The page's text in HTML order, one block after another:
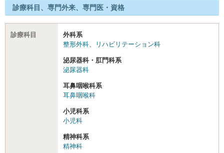
診療科目、専門外来、専門医・資格
診療科目
外科系
整形外科、 リハビリテーション科
泌尿器科・肛門科系
泌尿器科
耳鼻咽喉科系
耳鼻咽喉科
小児科系
小児科
精神科系
精神科